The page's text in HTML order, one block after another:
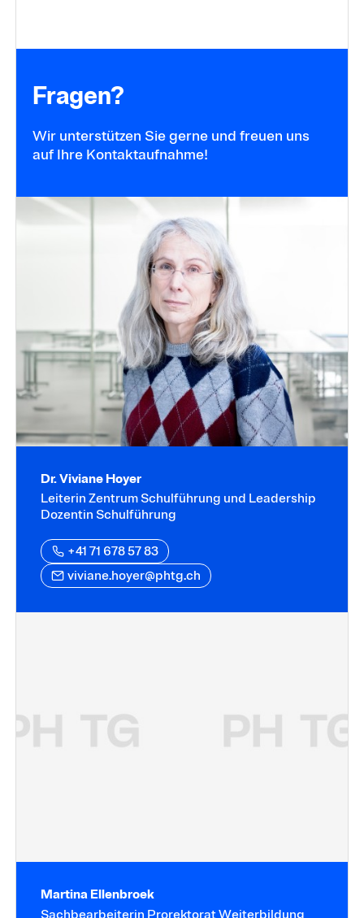
Fragen?
Wir unterstützen Sie gerne und freuen uns
auf Ihre Kontaktaufnahme!
Dr. Viviane Hoyer
Leiterin Zentrum Schulführung und Leadership
Dozentin Schulführung
+41 71 678 57 83
viviane.hoyer@phtg.ch
Martina Ellenbroek
Sachbearbeiterin Prorektorat Weiterbildung